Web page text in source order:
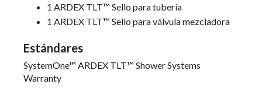
1 ARDEX TLT™ Sello para tubería
1 ARDEX TLT™ Sello para válvula mezcladora
Estándares
SystemOne™ ARDEX TLT™ Shower Systems
Warranty